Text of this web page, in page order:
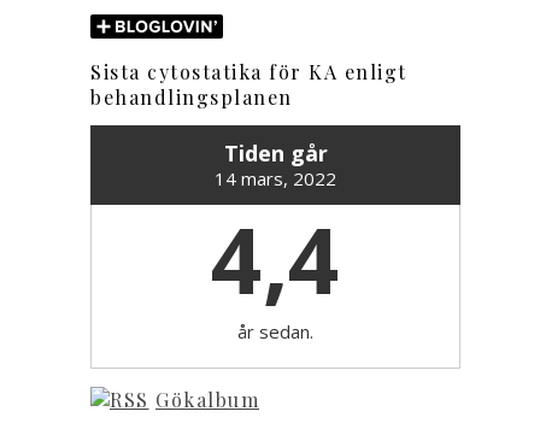
Sista cytostatika för KA enligt
behandlingsplanen
Tiden går
14 mars, 2022
4,4
år sedan.
Gökalbum